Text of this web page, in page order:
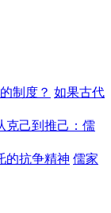
制度？ 如果古代
克己到推己：儒
的抗争精神 儒家